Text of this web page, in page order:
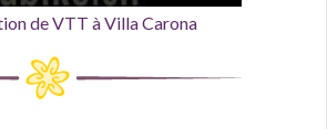
de VTT à Villa Carona